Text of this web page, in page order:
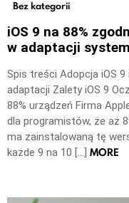
Bez kategorii
iOS 9 na 88%
w adaptacji
Spis treści Adopcja iOS
adaptacji Zalety iOS 9
88% urządzeń Firma
dla programistów, że aż
ma zainstalowaną tę
każde 9 na 10 […] MORE